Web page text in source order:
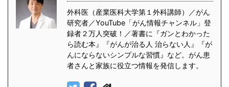
外科医（産業医科大学第１外科講師）／がん
研究者／YouTube「がん情報チャンネル」登
録者２万人突破！／著書に『ガンとわかった
ら読む本』『がんが治る人 治らない人』『が
んにならないシンプルな習慣』など。がん患
者さんと家族に役立つ情報を発信します。